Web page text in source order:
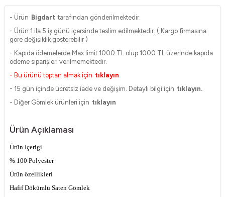
- Ürün Bigdart tarafından gönderilmektedir.
- Ürün 1 ila 5 iş günü içersinde teslim edilmektedir. ( Kargo firmasına
göre değişiklik gösterebilir )
- Kapıda ödemelerde Max limit 1000 TL olup 1000 TL üzerinde kapıda
ödeme siparişleri verilmemektedir.
- Bu ürünü toptan almak için tıklayın
- 15 gün içinde ücretsiz iade ve değişim. Detaylı bilgi için tıklayın.
- Diğer Gömlek ürünleri için tıklayın
Ürün Açıklaması
Ürün Içerigi
% 100 Polyester
Ürün özellikleri
Hafif Dökümlü Saten Gömlek